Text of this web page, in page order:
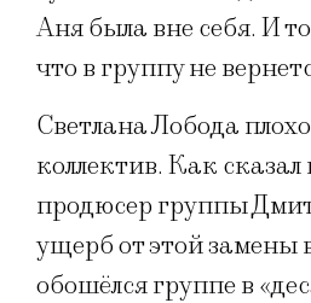
Аня была вне себя. И
что в группу не
Светлана Лобода
коллектив. Как
продюсер группы
ущерб от этой замены
обошёлся группе в